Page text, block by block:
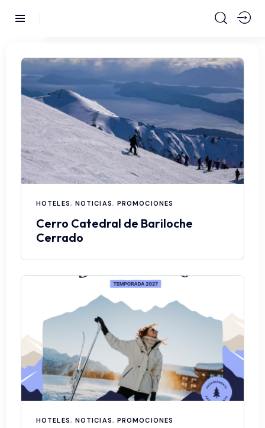
HOTELES, NOTICIAS, PROMOCIONES
Cerro Catedral de Bariloche
Cerrado
HOTELES, NOTICIAS, PROMOCIONES